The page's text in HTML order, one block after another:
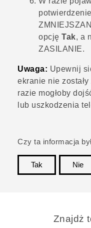
opcję Tak, a
ZASILANIE.
Uwaga: Upewnij
ekranie nie
razie mogłoby
lub uszkodzenia
Czy ta informacja
Tak
Nie
Znajdż